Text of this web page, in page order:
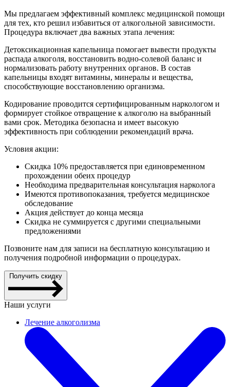
Мы предлагаем эффективный комплекс медицинской помощи
для тех, кто решил избавиться от алкогольной зависимости.
Процедура включает два важных этапа лечения:
Детоксикационная капельница помогает вывести продукты
распада алкоголя, восстановить водно-солевой баланс и
нормализовать работу внутренних органов. В состав
капельницы входят витамины, минералы и вещества,
способствующие восстановлению организма.
Кодирование проводится сертифицированным наркологом и
формирует стойкое отвращение к алкоголю на выбранный
вами срок. Методика безопасна и имеет высокую
эффективность при соблюдении рекомендаций врача.
Условия акции:
Скидка 10% предоставляется при единовременном
прохождении обеих процедур
Необходима предварительная консультация нарколога
Имеются противопоказания, требуется медицинское
обследование
Акция действует до конца месяца
Скидка не суммируется с другими специальными
предложениями
Позвоните нам для записи на бесплатную консультацию и
получения подробной информации о процедурах.
Получить скидку
Наши услуги
Лечение алкоголизма